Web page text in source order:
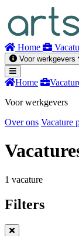
inhoud
Home
Voor werkgevers
Home
Voor werkgevers
Over ons Vacature
1 vacature
Filters